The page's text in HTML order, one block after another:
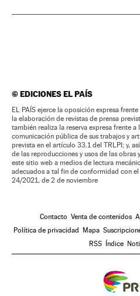
©EDICIONES EL PAÍS
EL PAÍS ejerce la oposición expresa
la elaboración de revistas de prensa
también realiza la reserva expresa frente
comunicación pública de sus trabajos y
prevista en el artículo 33.1 del TRLPI; y,
de las reproducciones y usos de las obras
este sitio web a medios de lectura
adecuados a tal fin de conformidad con
24/2021, de 2 de noviembre
Contacto Venta de contenidos
Política de privacidad
Mapa
RSS
Índice